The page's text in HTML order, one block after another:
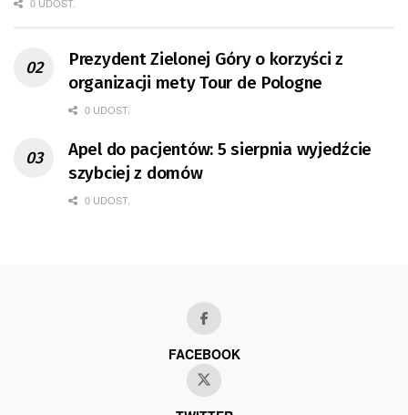
Prezydent Zielonej Góry o korzyści z
organizacji mety Tour de Pologne
0 UDOST.
Apel do pacjentów: 5 sierpnia wyjedźcie
szybciej z domów
0 UDOST.
FACEBOOK